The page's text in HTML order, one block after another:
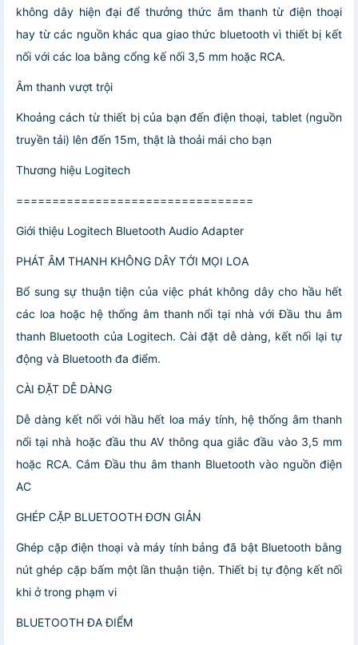
không dây hiện đại để thưởng thức âm thanh từ điện thoại
hay từ các nguồn khác qua giao thức bluetooth vì thiết bị kết
nối với các loa bằng cổng kế nối 3,5 mm hoặc RCA.
Âm thanh vượt trội
Khoảng cách từ thiết bị của bạn đến điện thoại, tablet (nguồn
truyền tải) lên đến 15m, thật là thoải mái cho bạn
Thương hiệu Logitech
=================================
Giới thiệu Logitech Bluetooth Audio Adapter
PHÁT ÂM THANH KHÔNG DÂY TỚI MỌI LOA
Bổ sung sự thuận tiện của việc phát không dây cho hầu hết
các loa hoặc hệ thống âm thanh nổi tại nhà với Đầu thu âm
thanh Bluetooth của Logitech. Cài đặt dễ dàng, kết nối lại tự
động và Bluetooth đa điểm.
CÀI ĐẶT DỄ DÀNG
Dễ dàng kết nối với hầu hết loa máy tính, hệ thống âm thanh
nổi tại nhà hoặc đầu thu AV thông qua giắc đầu vào 3,5 mm
hoặc RCA. Cắm Đầu thu âm thanh Bluetooth vào nguồn điện
AC
GHÉP CẶP BLUETOOTH ĐƠN GIẢN
Ghép cặp điện thoại và máy tính bảng đã bật Bluetooth bằng
nút ghép cặp bấm một lần thuận tiện. Thiết bị tự động kết nối
khi ở trong phạm vi
BLUETOOTH ĐA ĐIỂM